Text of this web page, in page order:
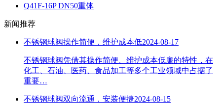
Q41F-16P DN50重体
新闻推荐
不锈钢球阀操作简便，维护成本低2024-08-17
不锈钢球阀凭借其操作简便、维护成本低廉的特性，在
化工、石油、医药、食品加工等多个工业领域中占据了
重要…
不锈钢球阀双向流通，安装便捷2024-08-15